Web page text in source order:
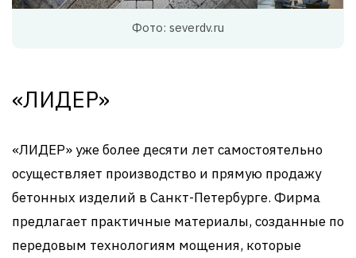
Фото: severdv.ru
«ЛИДЕР»
«ЛИДЕР» уже более десяти лет самостоятельно
осуществляет производство и прямую продажу
бетонных изделий в Санкт-Петербурге. Фирма
предлагает практичные материалы, созданные по
передовым технологиям мощения, которые